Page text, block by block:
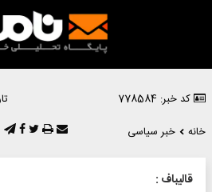
کد خبر: 778584
خانه
خبر سیاسی
قالیباف :